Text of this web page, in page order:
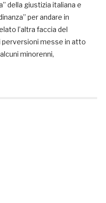
della giustizia italiana e
per andare in
l’altra faccia del
messe in atto
minorenni,